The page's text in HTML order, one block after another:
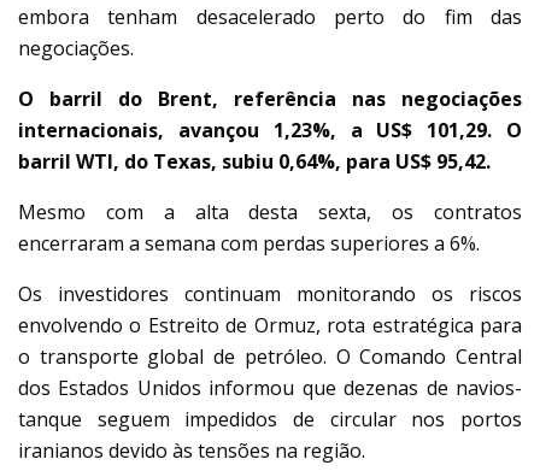
embora tenham desacelerado perto do fim das
negociações.
O barril do Brent, referência nas negociações
internacionais, avançou 1,23%, a US$ 101,29. O
barril WTI, do Texas, subiu 0,64%, para US$ 95,42.
Mesmo com a alta desta sexta, os contratos
encerraram a semana com perdas superiores a 6%.
Os investidores continuam monitorando os riscos
envolvendo o Estreito de Ormuz, rota estratégica para
o transporte global de petróleo. O Comando Central
dos Estados Unidos informou que dezenas de navios-
tanque seguem impedidos de circular nos portos
iranianos devido às tensões na região.